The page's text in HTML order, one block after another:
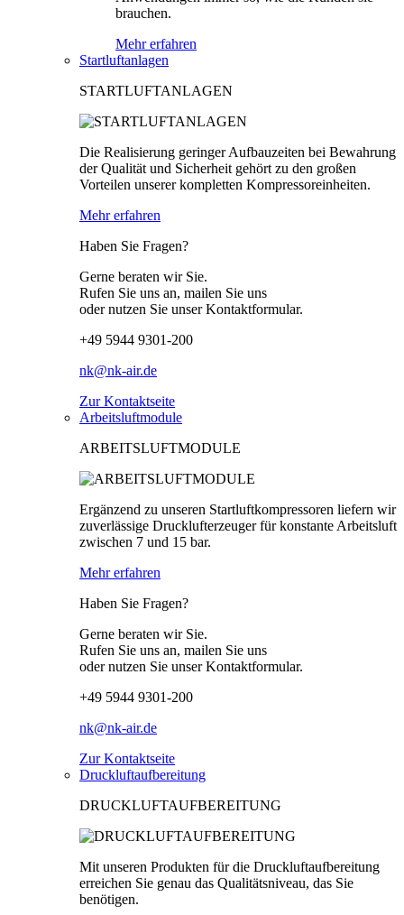
brauchen.
Mehr erfahren
Startluftanlagen
STARTLUFTANLAGEN
Die Realisierung geringer Aufbauzeiten bei Bewahrung
der Qualität und Sicherheit gehört zu den großen
Vorteilen unserer kompletten Kompressoreinheiten.
Mehr erfahren
Haben Sie Fragen?
Gerne beraten wir Sie.
Rufen Sie uns an, mailen Sie uns
oder nutzen Sie unser Kontaktformular.
+49 5944 9301-200
nk@nk-air.de
Zur Kontaktseite
Arbeitsluftmodule
ARBEITSLUFTMODULE
Ergänzend zu unseren Startluftkompressoren liefern wir
zuverlässige Drucklufterzeuger für konstante Arbeitsluft
zwischen 7 und 15 bar.
Mehr erfahren
Haben Sie Fragen?
Gerne beraten wir Sie.
Rufen Sie uns an, mailen Sie uns
oder nutzen Sie unser Kontaktformular.
+49 5944 9301-200
nk@nk-air.de
Zur Kontaktseite
Druckluftaufbereitung
DRUCKLUFTAUFBEREITUNG
Mit unseren Produkten für die Druckluftaufbereitung
erreichen Sie genau das Qualitätsniveau, das Sie
benötigen.